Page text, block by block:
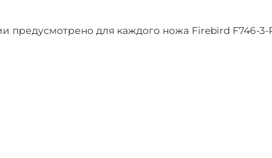
предусмотрено для каждого ножа Firebird F746-3-